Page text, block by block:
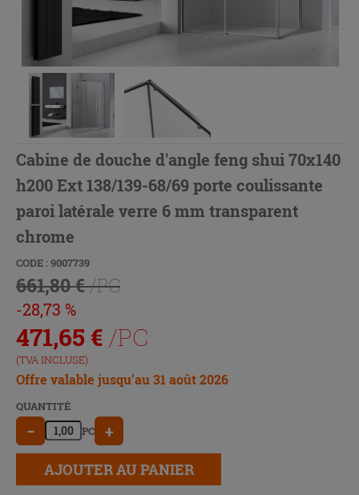
Cabine de douche d'angle feng shui 70x140
h200 Ext 138/139-68/69 porte coulissante
paroi latérale verre 6 mm transparent
chrome
CODE : 9007739
661,80 €/PC
-28,73 %
471,65 € /PC
(TVA INCLUSE)
Offre valable jusqu’au 31 août 2026
QUANTITÉ
− PC +
AJOUTER AU PANIER